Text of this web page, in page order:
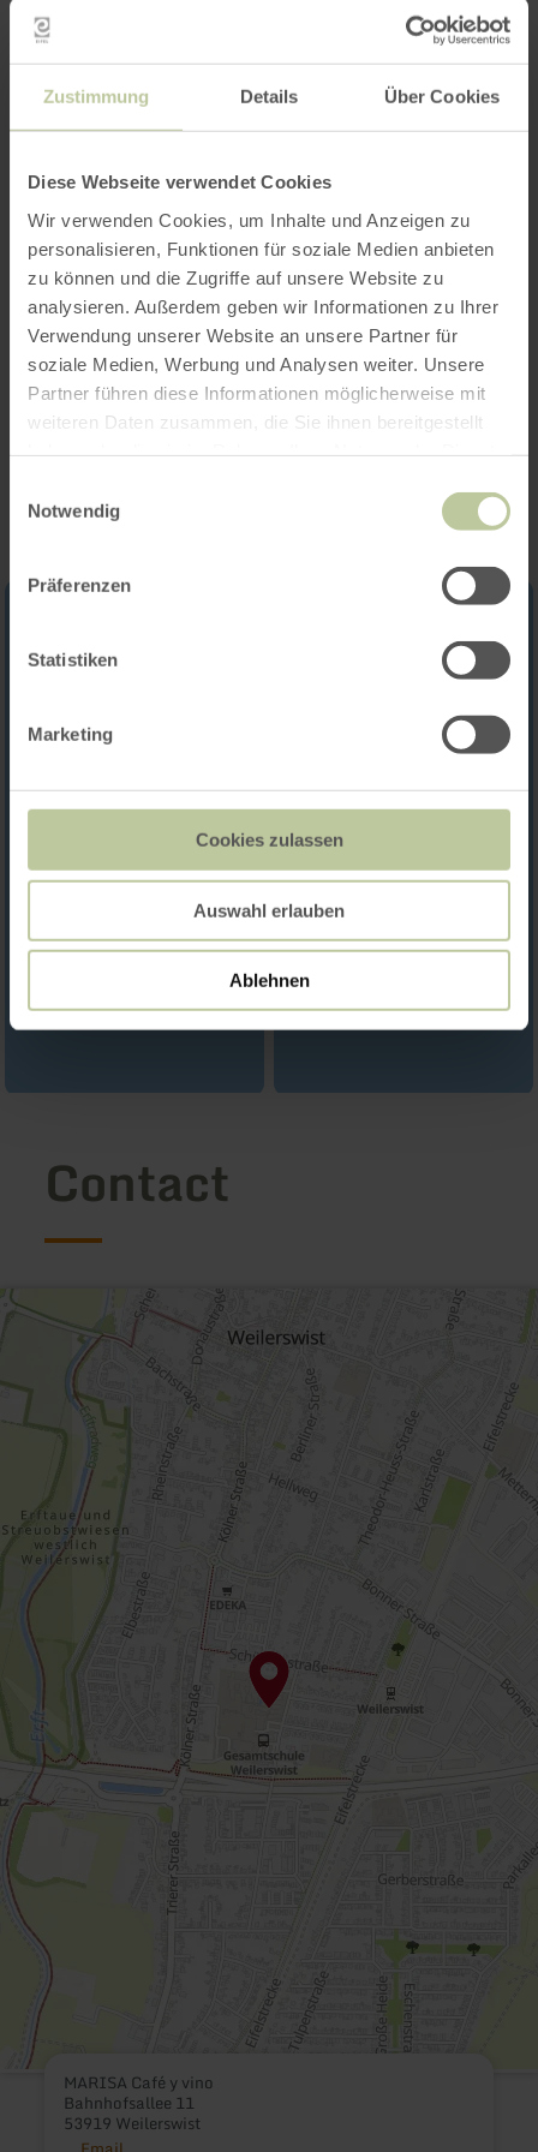
Zustimmung Details Über Cookies
Diese Webseite verwendet Cookies
Wir verwenden Cookies, um Inhalte und Anzeigen zu
personalisieren, Funktionen für soziale Medien anbieten
zu können und die Zugriffe auf unsere Website zu
analysieren. Außerdem geben wir Informationen zu Ihrer
Verwendung unserer Website an unsere Partner für
soziale Medien, Werbung und Analysen weiter. Unsere
Partner führen diese Informationen möglicherweise mit
weiteren Daten zusammen, die Sie ihnen bereitgestellt
Notwendig
Präferenzen
Statistiken
Marketing
Cookies zulassen
Auswahl erlauben
Ablehnen
Further
information
Opening hours
Features / Special features
Categories
Impressions
Contact
MARISA Café y vino
Bahnhofsallee 11
53919 Weilerswist